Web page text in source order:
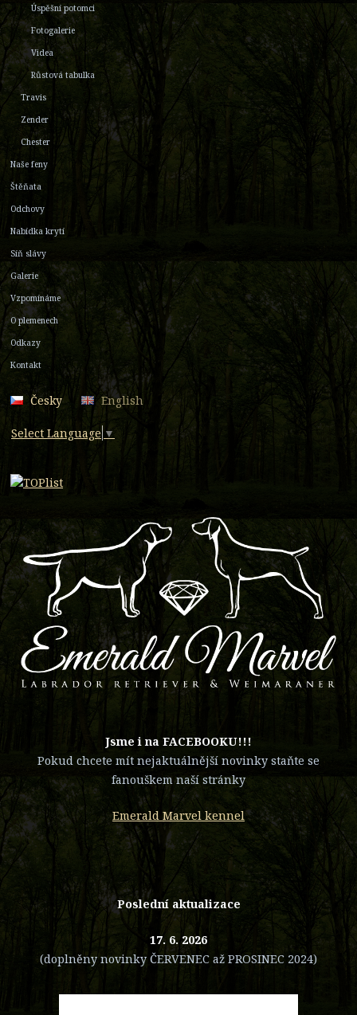
Úspěšní potomci
Fotogalerie
Videa
Růstová tabulka
Travis
Zender
Chester
Naše feny
Štěňata
Odchovy
Nabídka krytí
Síň slávy
Galerie
Vzpomínáme
O plemenech
Odkazy
Kontakt
Česky English
Select Language ▼
​Jsme i na FACEBOOKU!!!
Pokud chcete mít nejaktuálnější novinky staňte se
fanouškem naší stránky
Emerald Marvel kennel
Poslední aktualizace
17. 6. 2026
(doplněny novinky ČERVENEC až PROSINEC 2024)